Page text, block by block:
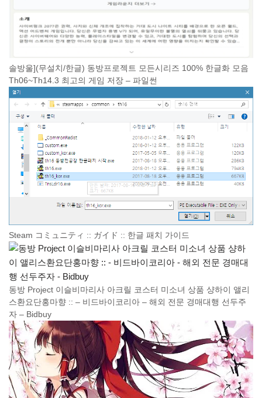
솔방울](무설치/한글) 동방프로젝트 모든시리즈 100% 한글화 모음
Th06~Th14.3 최고의 게임 저장 – 파일썬
Steam コミュニティ :: ガイド :: 한글 패치 가이드
동방 Project 이슬비마리사 아크릴 코스터 미소녀 상품 샹하이 앨리
스환요단홍마향 :: – 비드바이코리아 – 해외 전문 경매대행 선두주
자 – Bidbuy